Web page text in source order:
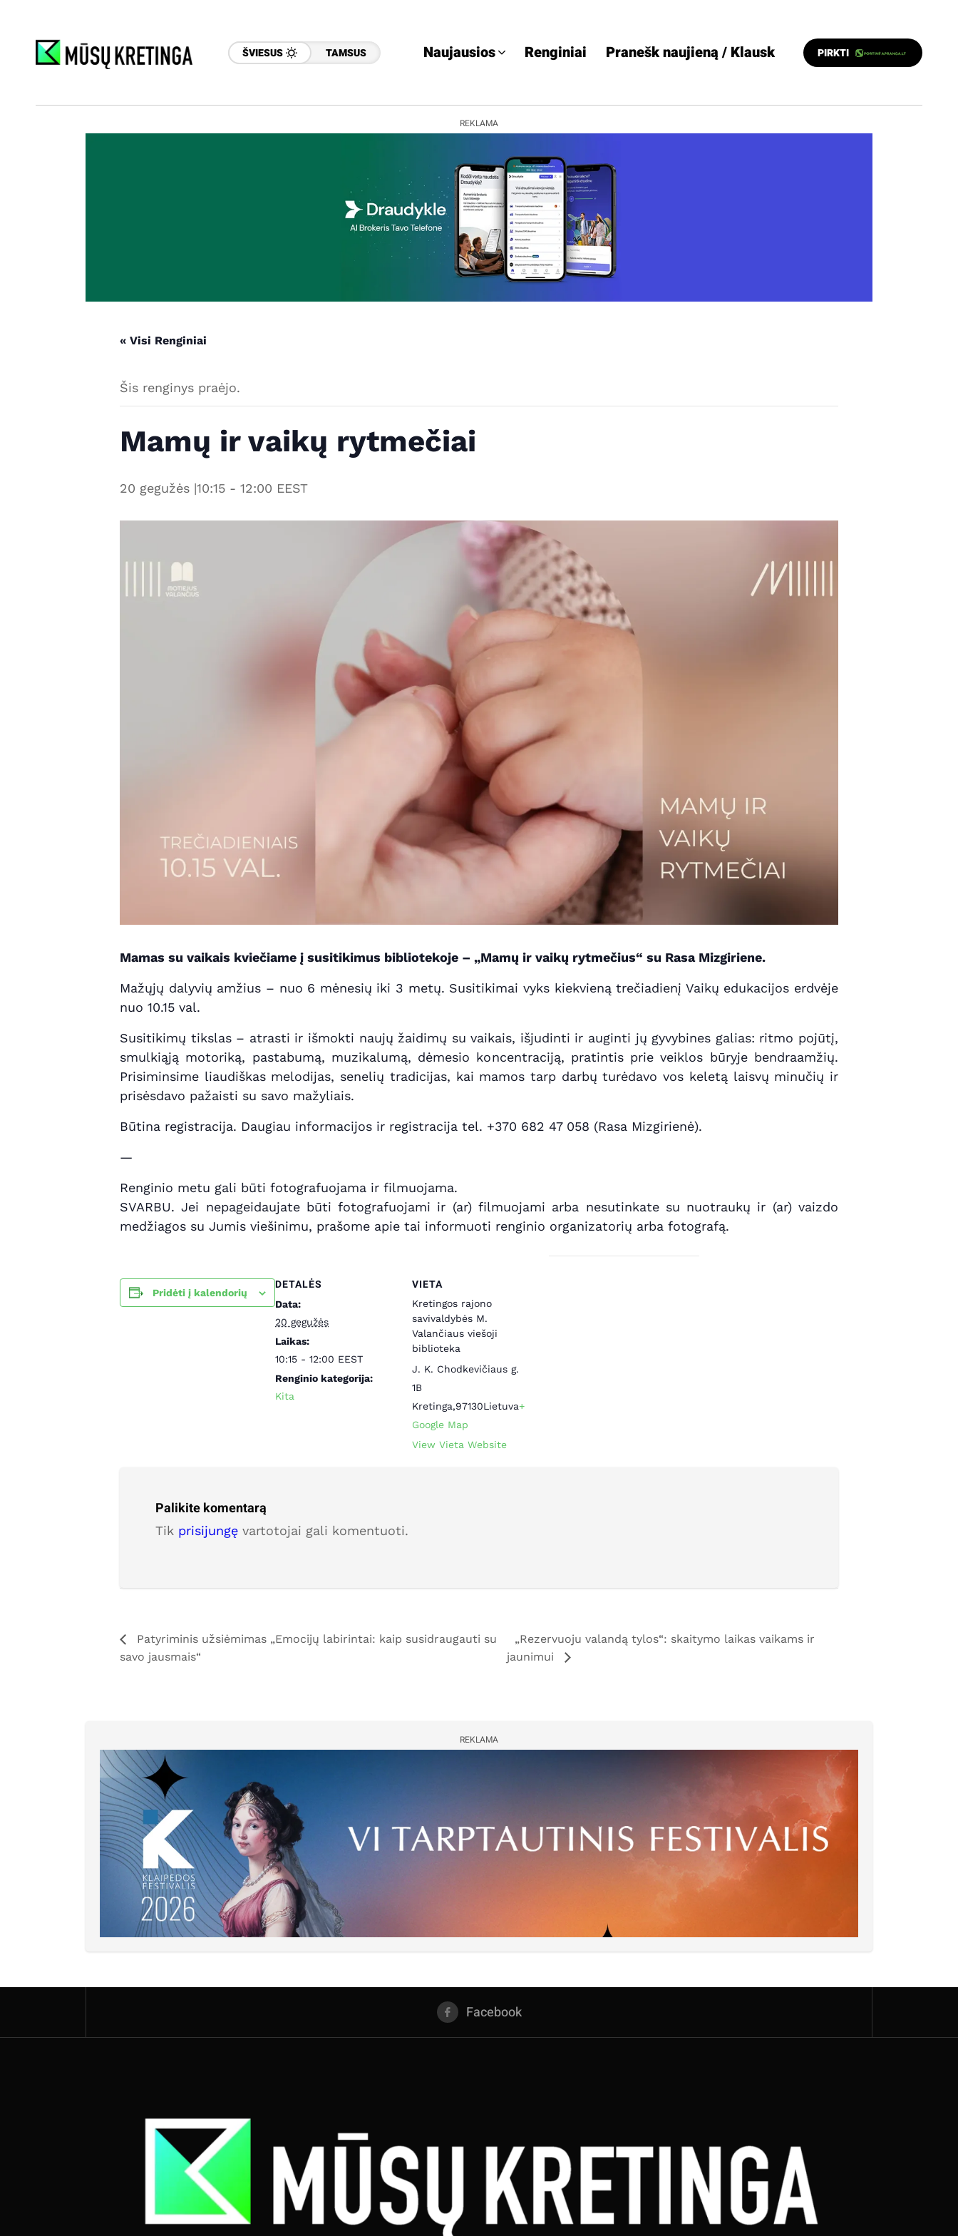
ŠVIESUS TAMSUS Naujausios Renginiai Pranešk naujieną / Klausk PIRKTI
REKLAMA
« Visi Renginiai
Šis renginys praėjo.
Mamų ir vaikų rytmečiai
20 gegužės |10:15 - 12:00 EEST
Mamas su vaikais kviečiame į susitikimus bibliotekoje – „Mamų ir vaikų rytmečius“ su Rasa Mizgiriene.
Mažųjų dalyvių amžius – nuo 6 mėnesių iki 3 metų. Susitikimai vyks kiekvieną trečiadienį Vaikų edukacijos erdvėje
nuo 10.15 val.
Susitikimų tikslas – atrasti ir išmokti naujų žaidimų su vaikais, išjudinti ir auginti jų gyvybines galias: ritmo pojūtį,
smulkiąją motoriką, pastabumą, muzikalumą, dėmesio koncentraciją, pratintis prie veiklos būryje bendraamžių.
Prisiminsime liaudiškas melodijas, senelių tradicijas, kai mamos tarp darbų turėdavo vos keletą laisvų minučių ir
prisėsdavo pažaisti su savo mažyliais.
Būtina registracija. Daugiau informacijos ir registracija tel. +370 682 47 058 (Rasa Mizgirienė).
—
Renginio metu gali būti fotografuojama ir filmuojama.
SVARBU. Jei nepageidaujate būti fotografuojami ir (ar) filmuojami arba nesutinkate su nuotraukų ir (ar) vaizdo
medžiagos su Jumis viešinimu, prašome apie tai informuoti renginio organizatorių arba fotografą.
Pridėti į kalendorių
DETALĖS
Data:
20 gegužės
Laikas:
10:15 - 12:00 EEST
Renginio kategorija:
Kita
VIETA
Kretingos rajono
savivaldybės M.
Valančiaus viešoji
biblioteka
J. K. Chodkevičiaus g.
1B
Kretinga,97130Lietuva+
Google Map
View Vieta Website
Palikite komentarą
Tik prisijungę vartotojai gali komentuoti.
Patyriminis užsiėmimas „Emocijų labirintai: kaip susidraugauti su
savo jausmais“
„Rezervuoju valandą tylos“: skaitymo laikas vaikams ir
jaunimui
REKLAMA
Facebook